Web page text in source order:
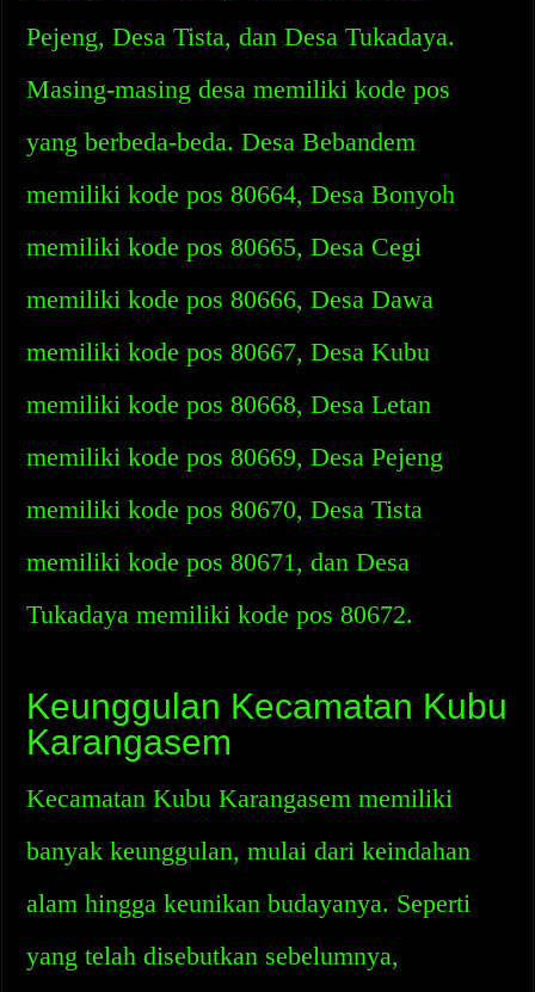
Pejeng, Desa Tista, dan Desa Tukadaya.
Masing-masing desa memiliki kode pos
yang berbeda-beda. Desa Bebandem
memiliki kode pos 80664, Desa Bonyoh
memiliki kode pos 80665, Desa Cegi
memiliki kode pos 80666, Desa Dawa
memiliki kode pos 80667, Desa Kubu
memiliki kode pos 80668, Desa Letan
memiliki kode pos 80669, Desa Pejeng
memiliki kode pos 80670, Desa Tista
memiliki kode pos 80671, dan Desa
Tukadaya memiliki kode pos 80672.
Keunggulan Kecamatan Kubu
Karangasem
Kecamatan Kubu Karangasem memiliki
banyak keunggulan, mulai dari keindahan
alam hingga keunikan budayanya. Seperti
yang telah disebutkan sebelumnya,